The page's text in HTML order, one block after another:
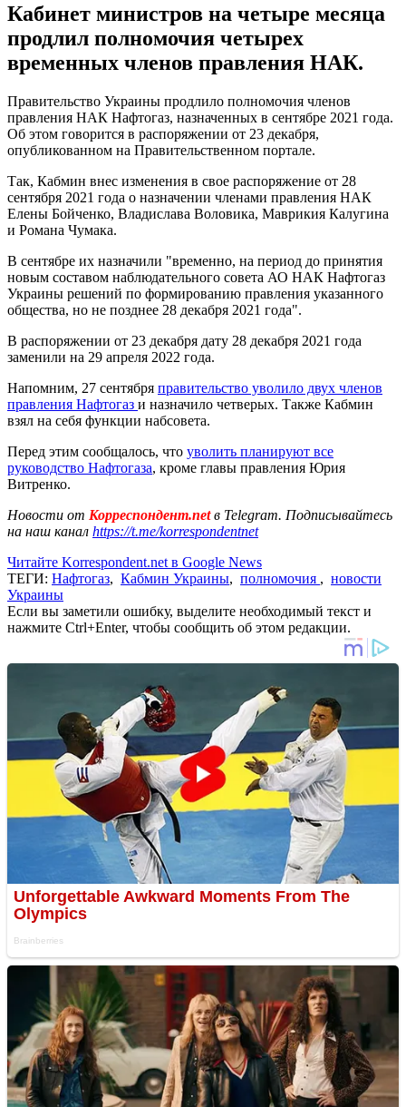
Кабинет министров на четыре месяца
продлил полномочия четырех
временных членов правления НАК.
Правительство Украины продлило полномочия членов
правления НАК Нафтогаз, назначенных в сентябре 2021 года.
Об этом говорится в распоряжении от 23 декабря,
опубликованном на Правительственном портале.
Так, Кабмин внес изменения в свое распоряжение от 28
сентября 2021 года о назначении членами правления НАК
Елены Бойченко, Владислава Воловика, Маврикия Калугина
и Романа Чумака.
В сентябре их назначили "временно, на период до принятия
новым составом наблюдательного совета АО НАК Нафтогаз
Украины решений по формированию правления указанного
общества, но не позднее 28 декабря 2021 года".
В распоряжении от 23 декабря дату 28 декабря 2021 года
заменили на 29 апреля 2022 года.
Напомним, 27 сентября правительство уволило двух членов
правления Нафтогаз и назначило четверых. Также Кабмин
взял на себя функции набсовета.
Перед этим сообщалось, что уволить планируют все
руководство Нафтогаза, кроме главы правления Юрия
Витренко.
Новости от Корреспондент.netв Telegram. Подписывайтесь
на наш канал https://t.me/korrespondentnet
Читайте Korrespondent.net в Google News
ТЕГИ: Нафтогаз, Кабмин Украины, полномочия , новости
Украины
Если вы заметили ошибку, выделите необходимый текст и
нажмите Ctrl+Enter, чтобы сообщить об этом редакции.